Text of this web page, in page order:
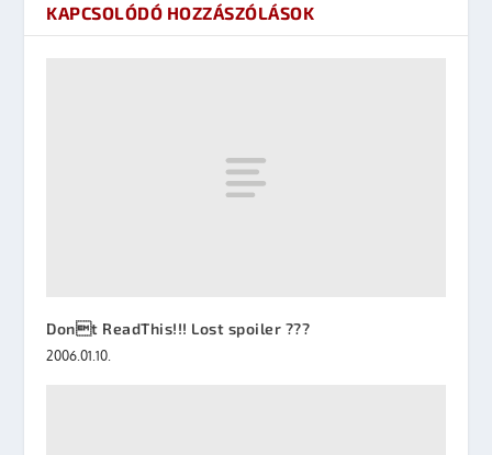
KAPCSOLÓDÓ HOZZÁSZÓLÁSOK
Dont ReadThis!!! Lost spoiler ???
2006.01.10.